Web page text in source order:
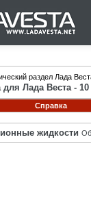
раздел Лада
Лада Веста - 10
Справка
жидкости